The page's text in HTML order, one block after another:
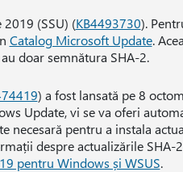
(SSU) (KB4493730).
Catalog Microsoft Update.
doar semnătura SHA-2.
) a fost lansată pe 8
Update, vi se va oferi
necesară pentru a instala
despre actualizările SHA-
pentru Windows și WSUS.